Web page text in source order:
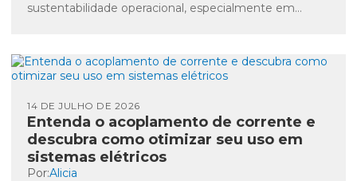
sustentabilidade operacional, especialmente em
Entenda o acoplamento de corrente e
descubra como otimizar seu uso em
sistemas elétricos
14 DE JULHO DE 2026
Por:Alicia